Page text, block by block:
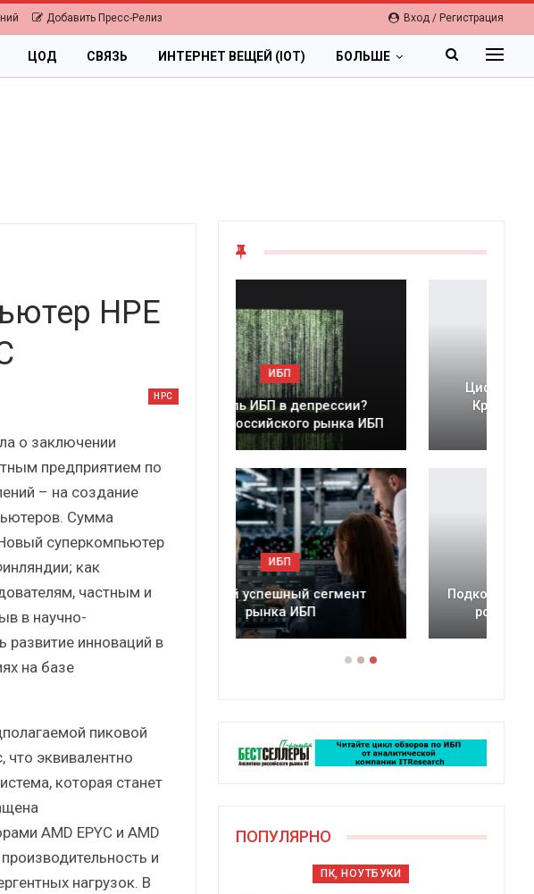
Вход / Регистрация
Добавить Пресс-Релиз
ЦОД СВЯЗЬ ИНТЕРНЕТ ВЕЩЕЙ (IOT) БОЛЬШЕ
HPE
HPC
о заключении
предприятием по
– на создание
Сумма
суперкомпьютер
как
частным и
в научно-
развитие инноваций в
на базе
пиковой
эквивалентно
которая станет
AMD EPYC и AMD
и
нагрузок. В
Отрасль ИБП в депрессии?
ИБП
Самый успешный сегмент
рынка ИБП
ОБЛАКА
Цифровая экономика 2026.
Краткий статистический
сборник от…
Подкосят ли глобальные угрозы
российский рынок ИБП?
ПОПУЛЯРНО
ПК, НОУТБУКИ